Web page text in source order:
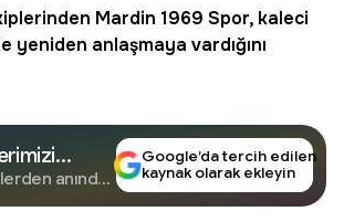
Mardin 1969 Spor, kaleci
yeniden anlaşmaya vardığını
Takip
anında
Google’da tercih edilen
kaynak olarak ekleyin